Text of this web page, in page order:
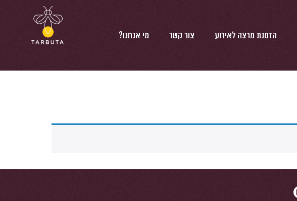
הזמנת מרצה לאירוע צור קשר מי אנחנו?